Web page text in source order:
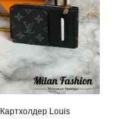
Картхолдер Louis